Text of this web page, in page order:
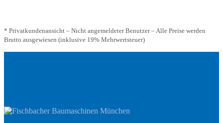
* Privatkundenansicht – Nicht angemeldeter Benutzer – Alle Preise werden
Brutto ausgewiesen (inklusive 19% Mehrwertsteuer)